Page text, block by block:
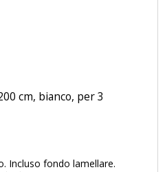
cm, bianco, per 3
Incluso fondo lamellare.